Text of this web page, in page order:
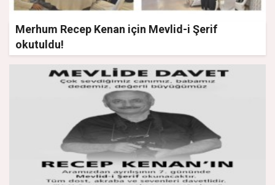
Merhum Recep Kenan için Mevlid-i Şerif
okutuldu!